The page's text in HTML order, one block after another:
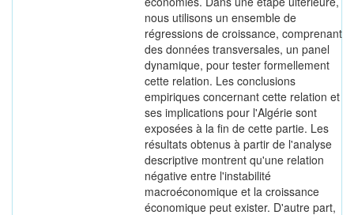
nous utilisons un ensemble de
régressions de croissance, comprenant
des données transversales, un panel
dynamique, pour tester formellement
cette relation. Les conclusions
empiriques concernant cette relation et
ses implications pour l'Algérie sont
exposées à la fin de cette partie. Les
résultats obtenus à partir de l'analyse
descriptive montrent qu'une relation
négative entre l'instabilité
macroéconomique et la croissance
économique peut exister. D'autre part,